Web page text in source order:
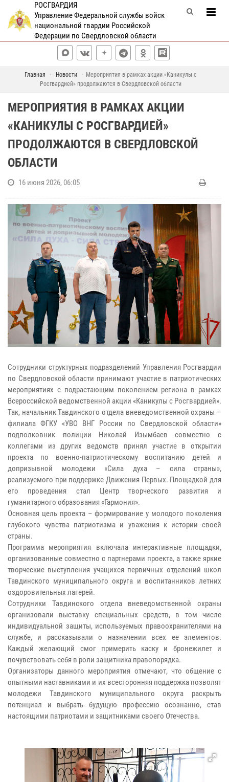
РОСГВАРДИЯ
Управление Федеральной службы войск
национальной гвардии Российской
Федерации по Свердловской области
Главная Новости
Мероприятия в рамках акции «Каникулы с
Росгвардией» продолжаются в Свердловской области
МЕРОПРИЯТИЯ В РАМКАХ АКЦИИ
«КАНИКУЛЫ С РОСГВАРДИЕЙ»
ПРОДОЛЖАЮТСЯ В СВЕРДЛОВСКОЙ
ОБЛАСТИ
16 июня 2026, 06:05
Сотрудники структурных подразделений Управления Росгвардии
по Свердловской области принимают участие в патриотических
мероприятиях с подрастающим поколением региона в рамках
Всероссийской ведомственной акции «Каникулы с Росгвардией».
Так, начальник Тавдинского отдела вневедомственной охраны –
филиала ФГКУ «УВО ВНГ России по Свердловской области»
подполковник полиции Николай Изымбаев совместно с
коллегами из других ведомств принял участие в открытии
проекта по военно-патриотическому воспитанию детей и
допризывной молодежи «Сила духа – сила страны»,
реализуемого при поддержке Движения Первых. Площадкой для
его проведения стал Центр творческого развития и
гуманитарного образования «Гармония».
Основная цель проекта – формирование у молодого поколения
глубокого чувства патриотизма и уважения к истории своей
страны.
Программа мероприятия включала интерактивные площадки,
организованные совместно с партнерами проекта, а также яркие
творческие выступления учащихся первичных отделений школ
Тавдинского муниципального округа и воспитанников летних
оздоровительных лагерей.
Сотрудники Тавдинского отдела вневедомственной охраны
организовали выставку специальных средств, в том числе
индивидуальной защиты, используемых правоохранителями на
службе, и рассказывали о назначении всех ее элементов.
Каждый желающий смог примерить каску и бронежилет и
почувствовать себя в роли защитника правопорядка.
Организаторы данного мероприятия отмечают, что общение с
опытными наставниками и их всесторонняя поддержка позволят
молодежи Тавдинского муниципального округа раскрыть
потенциал и выбрать будущую профессию осознанно, став
настоящими патриотами и защитниками своего Отечества.